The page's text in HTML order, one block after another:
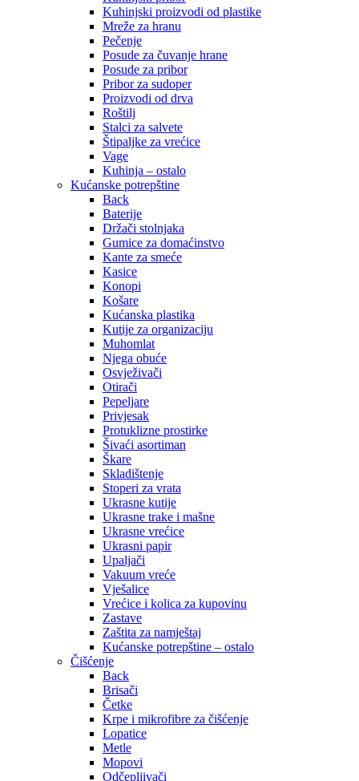
Kuhinjski proizvodi od plastike
Mreže za hranu
Pečenje
Posude za čuvanje hrane
Posude za pribor
Pribor za sudoper
Proizvodi od drva
Roštilj
Stalci za salvete
Štipaljke za vrećice
Vage
Kuhinja – ostalo
Kućanske potrepštine
Back
Baterije
Držači stolnjaka
Gumice za domaćinstvo
Kante za smeće
Kasice
Konopi
Košare
Kućanska plastika
Kutije za organizaciju
Muhomlat
Njega obuće
Osvježivači
Otirači
Pepeljare
Privjesak
Protuklizne prostirke
Šivaći asortiman
Škare
Skladištenje
Stoperi za vrata
Ukrasne kutije
Ukrasne trake i mašne
Ukrasne vrećice
Ukrasni papir
Upaljači
Vakuum vreće
Vješalice
Vrećice i kolica za kupovinu
Zastave
Zaštita za namještaj
Kućanske potrepštine – ostalo
Čišćenje
Back
Brisači
Četke
Krpe i mikrofibre za čišćenje
Lopatice
Metle
Mopovi
Odčepljivači